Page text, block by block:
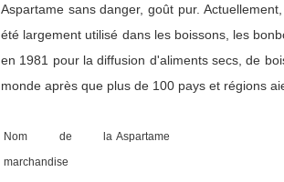
Aspartame sans danger, goût pur.
été largement utilisé dans les boissons, les
en 1981 pour la diffusion d'aliments secs, de
monde après que plus de 100 pays et régions
Nom de la
marchandise
Aspartame